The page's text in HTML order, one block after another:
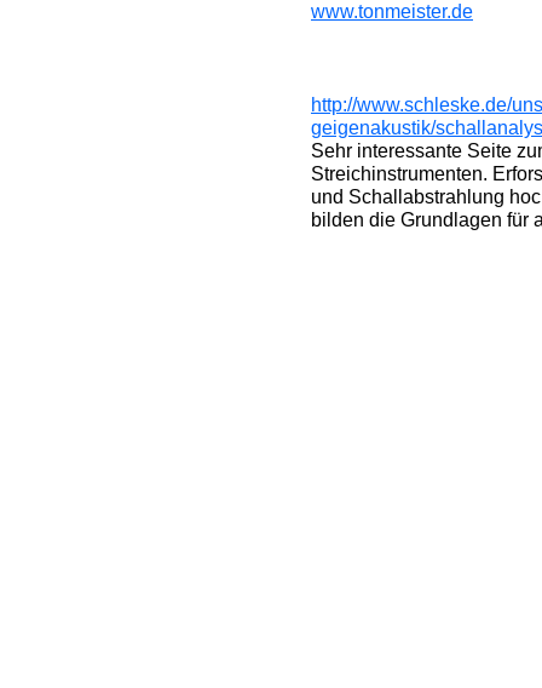
www.tonmeister.de
http://www.schleske.de/
geigenakustik/
Sehr interessante Seite
Streichinstrumenten.
und Schallabstrahlung
bilden die Grundlagen für